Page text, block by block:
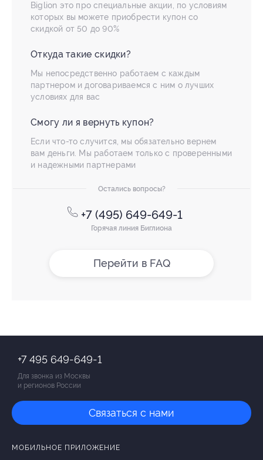
Biglion это про специальные акции, по условиям
которых вы можете приобрести купон со
скидкой от 50 до 90%
Откуда такие скидки?
Мы непосредственно работаем с каждым
партнером и договариваемся с ним о лучших
условиях для вас
Смогу ли я вернуть купон?
Если что-то случится, мы обязательно вернем
вам деньги. Мы работаем только с проверенными
и надежными партнерами
Остались вопросы?
+7 (495) 649-649-1
Горячая линия Биглиона
Перейти в FAQ
+7 495 649-649-1
Для звонка из Москвы
и регионов России
Связаться с нами
МОБИЛЬНОЕ ПРИЛОЖЕНИЕ